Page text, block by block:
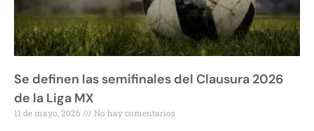
Se definen las semifinales del Clausura 2026
de la Liga MX
11 de mayo, 2026 No hay comentarios